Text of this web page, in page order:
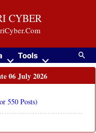
CYBER
Tools
06 July 2026
550 Posts)